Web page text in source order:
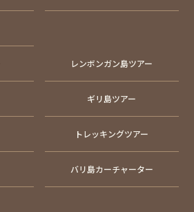
レンボンガン島ツアー
ギリ島ツアー
トレッキングツアー
バリ島カーチャーター